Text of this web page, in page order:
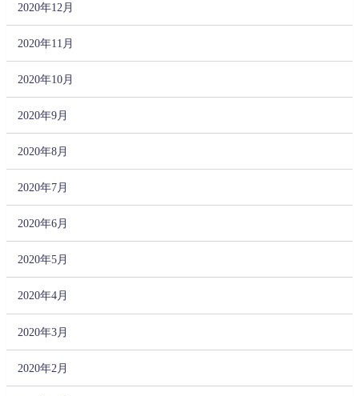
2020年12月
2020年11月
2020年10月
2020年9月
2020年8月
2020年7月
2020年6月
2020年5月
2020年4月
2020年3月
2020年2月